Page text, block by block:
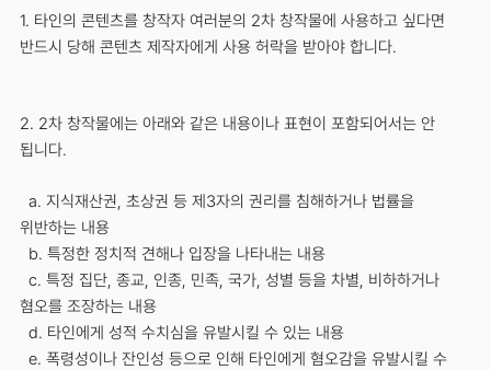
1. 타인의 콘텐츠를 창작자 여러분의 2차 창작물에 사용하고 싶다면
반드시 당해 콘텐츠 제작자에게 사용 허락을 받아야 합니다.
2. 2차 창작물에는 아래와 같은 내용이나 표현이 포함되어서는 안
됩니다.
a. 지식재산권, 초상권 등 제3자의 권리를 침해하거나 법률을
위반하는 내용
b. 특정한 정치적 견해나 입장을 나타내는 내용
c. 특정 집단, 종교, 인종, 민족, 국가, 성별 등을 차별, 비하하거나
혐오를 조장하는 내용
d. 타인에게 성적 수치심을 유발시킬 수 있는 내용
e. 폭령성이나 잔인성 등으로 인해 타인에게 혐오감을 유발시킬 수